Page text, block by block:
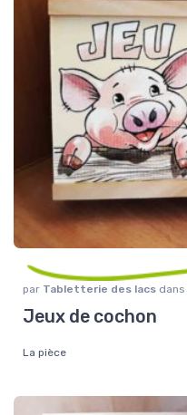
par Tabletterie des lacs dans
Jeux de cochon
La pièce